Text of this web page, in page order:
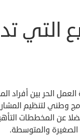
التي
الحر بين أفراد
وطني لتنظيم
عن المخططات
الصغيرة والمتوسطة.